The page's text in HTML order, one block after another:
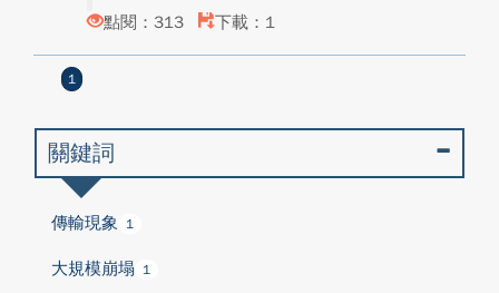
點閱：313
下載：1
1
關鍵詞
傳輸現象 1
大規模崩塌 1